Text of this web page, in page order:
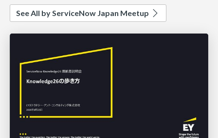
See All by ServiceNow Japan Meetup